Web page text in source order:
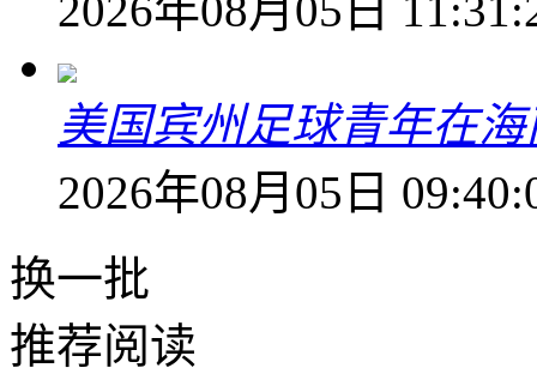
美国宾州足球青年在
2026年08月05日
换一批
推荐阅读